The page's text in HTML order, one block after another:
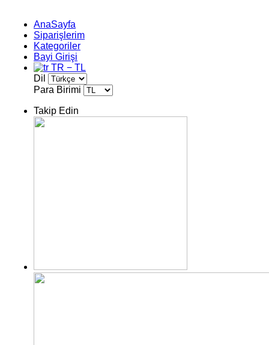
AnaSayfa
Siparişlerim
Kategoriler
Bayi Girişi
TR − TL
Dil
Para Birimi
Takip Edin